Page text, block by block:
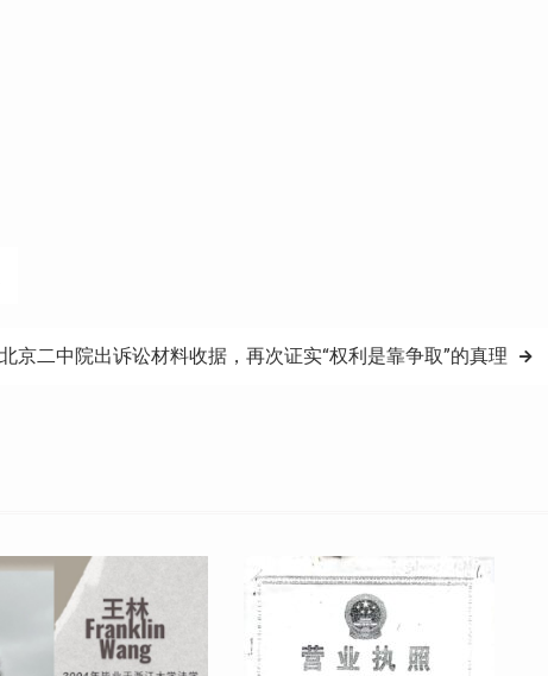
北京二中院出诉讼材料收据，再次证实“权利是靠争取”的真理